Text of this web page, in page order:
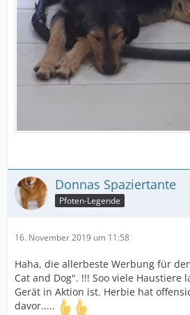
Donnas Spaziertante
Pfoten-Legende
16. November 2019 um 11:58
Haha, die allerbeste Werbung für
Cat and Dog". !!! Soo viele Haustiere
Gerät in Aktion ist. Herbie hat
davor.....